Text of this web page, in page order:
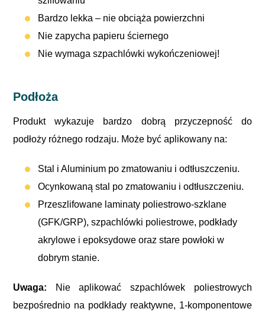
Bardzo lekka – nie obciąża powierzchni
Nie zapycha papieru ściernego
Nie wymaga szpachlówki wykończeniowej!
Podłoża
Produkt wykazuje bardzo dobrą przyczepność do
podłoży różnego rodzaju. Może być aplikowany na:
Stal i Aluminium po zmatowaniu i odtłuszczeniu.
Ocynkowaną stal po zmatowaniu i odtłuszczeniu.
Przeszlifowane laminaty poliestrowo-szklane
(GFK/GRP), szpachlówki poliestrowe, podkłady
akrylowe i epoksydowe oraz stare powłoki w
dobrym stanie.
Uwaga: Nie aplikować szpachlówek poliestrowych
bezpośrednio na podkłady reaktywne, 1-komponentowe